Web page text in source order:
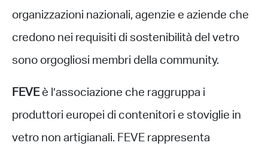
organizzazioni nazionali, agenzie e aziende che
credono nei requisiti di sostenibilità del vetro
sono orgogliosi membri della community.
FEVEè l’associazione che raggruppa i
produttori europei di contenitori e stoviglie in
vetro non artigianali. FEVE rappresenta